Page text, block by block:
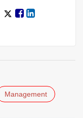
Management